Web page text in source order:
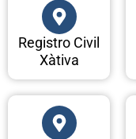
Registro Civil
Xàtiva